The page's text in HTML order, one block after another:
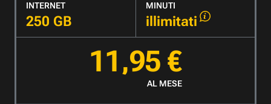
INTERNET
250 GB
MINUTI
illimitati
11,95 €
AL MESE